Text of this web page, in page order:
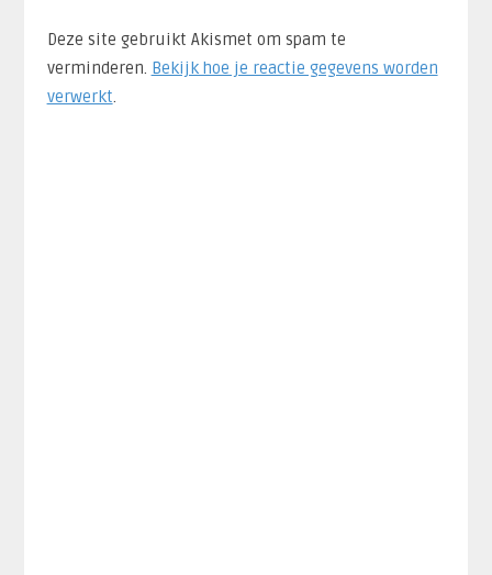
Deze site gebruikt Akismet om spam te
verminderen. Bekijk hoe je reactie gegevens worden
verwerkt.